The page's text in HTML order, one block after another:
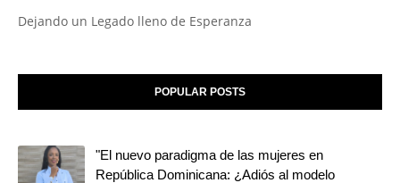
Dejando un Legado lleno de Esperanza
POPULAR POSTS
"El nuevo paradigma de las mujeres en
República Dominicana: ¿Adiós al modelo